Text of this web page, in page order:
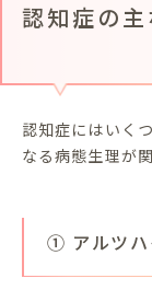
認知症の
認知症にはいく
なる病態生理が
① アルツハ